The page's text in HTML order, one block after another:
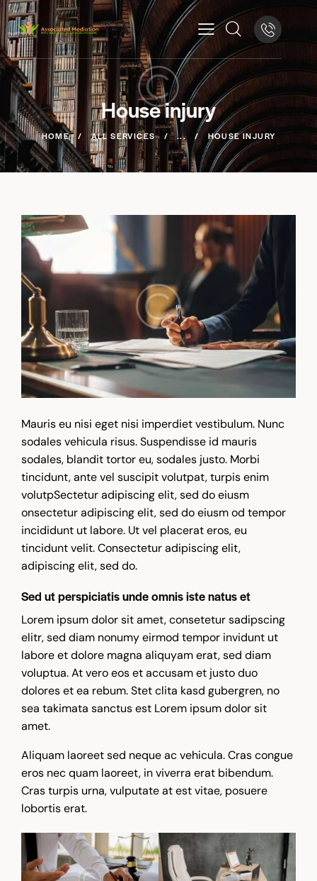
House injury
HOME ALL SERVICES ... HOUSE INJURY
Mauris eu nisi eget nisi imperdiet vestibulum. Nunc
sodales vehicula risus. Suspendisse id mauris
sodales, blandit tortor eu, sodales justo. Morbi
tincidunt, ante vel suscipit volutpat, turpis enim
volutpSectetur adipiscing elit, sed do eiusm
onsectetur adipiscing elit, sed do eiusm od tempor
incididunt ut labore. Ut vel placerat eros, eu
tincidunt velit. Consectetur adipiscing elit,
adipiscing elit, sed do.
Sed ut perspiciatis unde omnis iste natus et
Lorem ipsum dolor sit amet, consetetur sadipscing
elitr, sed diam nonumy eirmod tempor invidunt ut
labore et dolore magna aliquyam erat, sed diam
voluptua. At vero eos et accusam et justo duo
dolores et ea rebum. Stet clita kasd gubergren, no
sea takimata sanctus est Lorem ipsum dolor sit
amet.
Aliquam laoreet sed neque ac vehicula. Cras congue
eros nec quam laoreet, in viverra erat bibendum.
Cras turpis urna, vulputate at est vitae, posuere
lobortis erat.